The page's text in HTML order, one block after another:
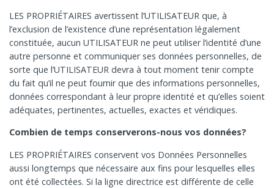
LES PROPRIÉTAIRES avertissent l’UTILISATEUR que, à
l’exclusion de l’existence d’une représentation légalement
constituée, aucun UTILISATEUR ne peut utiliser l’identité d’une
autre personne et communiquer ses données personnelles, de
sorte que l’UTILISATEUR devra à tout moment tenir compte
du fait qu’il ne peut fournir que des informations personnelles,
données correspondant à leur propre identité et qu’elles soient
adéquates, pertinentes, actuelles, exactes et véridiques.
Combien de temps conserverons-nous vos données?
LES PROPRIÉTAIRES conservent vos Données Personnelles
aussi longtemps que nécessaire aux fins pour lesquelles elles
ont été collectées. Si la ligne directrice est différente de celle